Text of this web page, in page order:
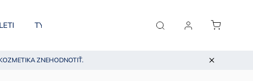
TYP PLETI BLOG O KOZMETIKE KONTAKT
ZNEHODNOTIŤ.